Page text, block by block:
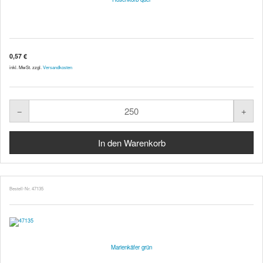
0,57 €
inkl. MwSt. zzgl. Versandkosten
Bestell-Nr. 47135
Marienkäfer grün